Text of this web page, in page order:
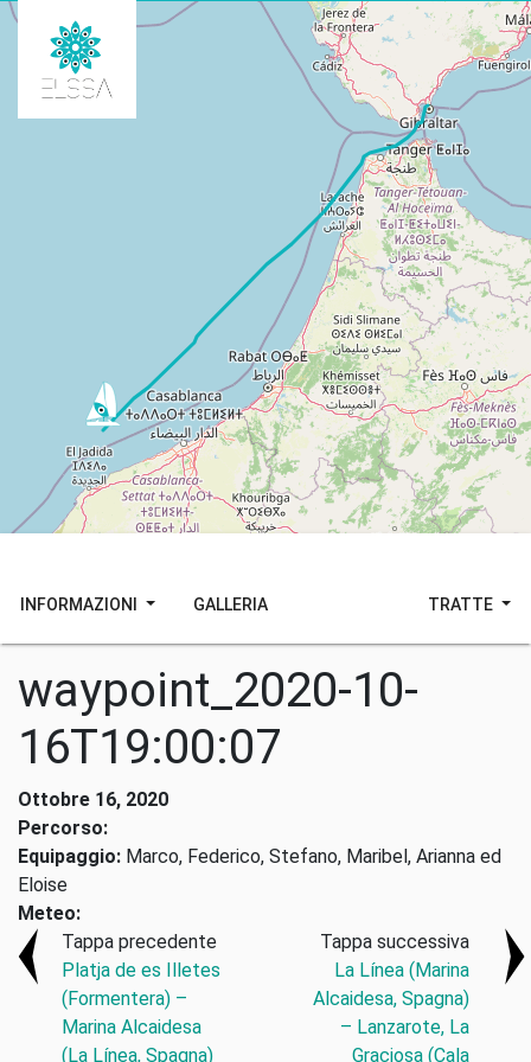
INFORMAZIONI GALLERIA TRATTE
waypoint_2020-10-
16T19:00:07
Ottobre 16, 2020
Percorso:
Equipaggio: Marco, Federico, Stefano, Maribel, Arianna ed
Eloise
Meteo:
Tappa precedente
Platja de es Illetes
(Formentera) –
Marina Alcaidesa
(La Línea, Spagna)
Tappa successiva
La Línea (Marina
Alcaidesa, Spagna)
– Lanzarote, La
Graciosa (Cala